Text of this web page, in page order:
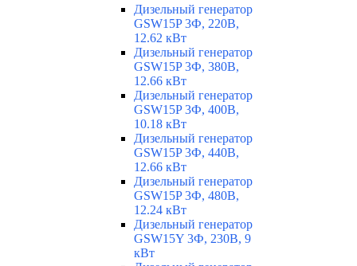
Дизельный генератор
GSW15P 3Ф, 220В,
12.62 кВт
Дизельный генератор
GSW15P 3Ф, 380В,
12.66 кВт
Дизельный генератор
GSW15P 3Ф, 400В,
10.18 кВт
Дизельный генератор
GSW15P 3Ф, 440В,
12.66 кВт
Дизельный генератор
GSW15P 3Ф, 480В,
12.24 кВт
Дизельный генератор
GSW15Y 3Ф, 230В, 9
кВт